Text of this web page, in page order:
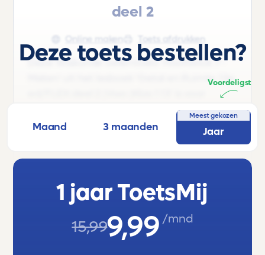
deel 2
Online maken Toets afdrukken
Deze Wiskunde oefentoets 'Hoofdstuk 7 -
Meten' uit het lesboek 'Getal en Ruimte 13e
Onderwerpen: Eenheden van lengte,
en de cirkel, en aanzichten.
Eerst wat algemene tips
Als je iets moet berekenen, dan moet
Deze toets bestellen?
Maand 3 maanden
Meest gekozen
Jaar
Voordeligst
1 jaar ToetsMij
15,999,99 /mnd